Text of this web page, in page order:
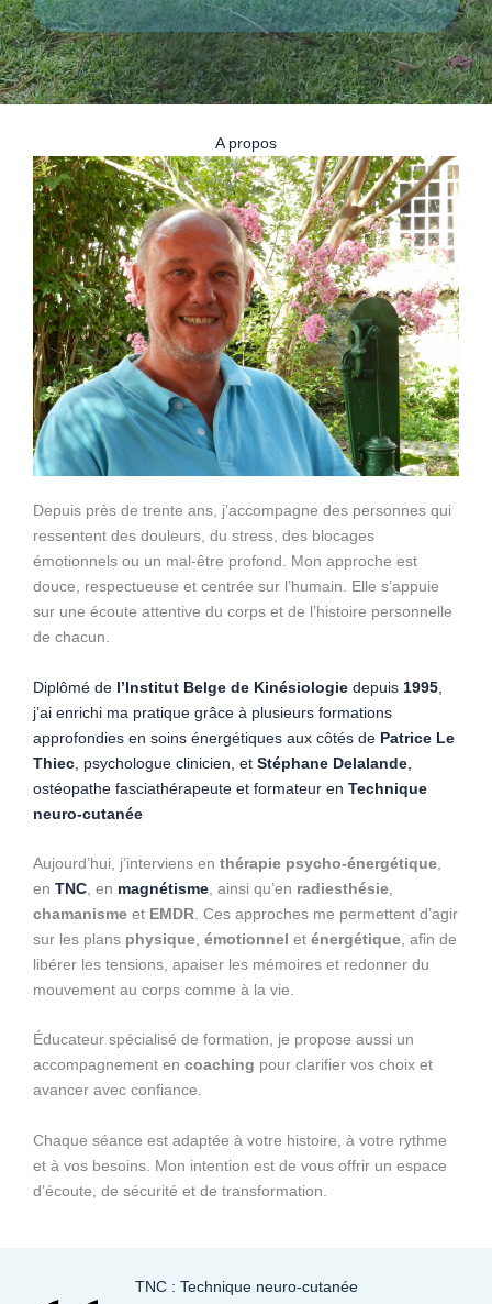
A propos
Depuis près de trente ans, j’accompagne des personnes qui
ressentent des douleurs, du stress, des blocages
émotionnels ou un mal-être profond. Mon approche est
douce, respectueuse et centrée sur l’humain. Elle s’appuie
sur une écoute attentive du corps et de l’histoire personnelle
de chacun.
Diplômé de l’Institut Belge de Kinésiologie depuis 1995
j’ai enrichi ma pratique grâce à plusieurs formations
approfondies en soins énergétiques aux côtés de Patrice Le
Thiec , psychologue clinicien, et Stéphane Delalande
ostéopathe fasciathérapeute et formateur en Technique
neuro-cutanée
Aujourd’hui, j’interviens en thérapie psycho-énergétique
en TNC , en magnétisme , ainsi qu’en radiesthésie
chamanisme et EMDR . Ces approches me permettent d’agir
sur les plans physique émotionnel et énergétique , afin de
libérer les tensions, apaiser les mémoires et redonner du
mouvement au corps comme à la vie.
Éducateur spécialisé de formation, je propose aussi un
accompagnement en coaching pour clarifier vos choix et
avancer avec confiance.
Chaque séance est adaptée à votre histoire, à votre rythme
et à vos besoins. Mon intention est de vous offrir un espace
d’écoute, de sécurité et de transformation.
TNC : Technique neuro-cutanée